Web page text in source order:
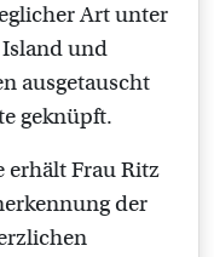
Art unter
und
ausgetauscht
geknüpft.
erhält Frau Ritz
der